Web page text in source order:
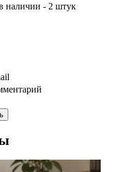
наличии - 2 штук